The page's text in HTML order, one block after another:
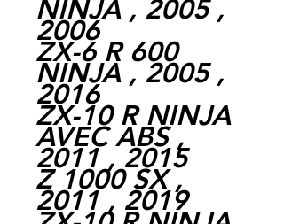
NINJA , 2005 ,
2006
ZX-6 R 600
NINJA , 2005 ,
2016
ZX-10 R NINJA
AVEC ABS ,
2011 , 2015
Z 1000 SX ,
2011 , 2019